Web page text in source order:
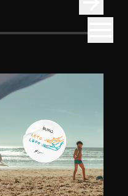
BAKTI
LETA